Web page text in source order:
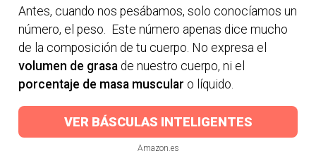
Antes, cuando nos pesábamos, solo conocíamos un
número, el peso. Este número apenas dice mucho
de la composición de tu cuerpo. No expresa el
volumen de grasa de nuestro cuerpo, ni el
porcentaje de masa muscular o líquido.
VER BÁSCULAS INTELIGENTES
Amazon.es